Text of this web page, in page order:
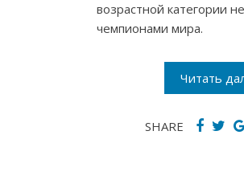
возрастной категории
чемпионами мира.
Читать
SHARE